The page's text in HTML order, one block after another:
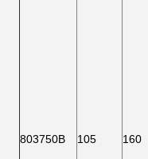
803750B 105 160